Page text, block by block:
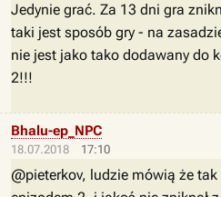
Jedynie grać. Za 13 dni gra
taki jest sposób gry - na
nie jest jako tako dodawany do
2!!!
18.07.2018 17:10
Bhalu-ep_NPC
@pieterkov, ludzie mówią że tak